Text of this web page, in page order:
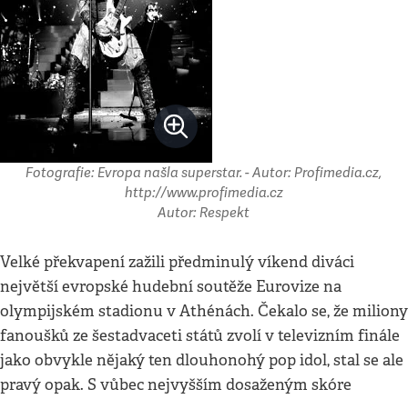
Fotografie: Evropa našla superstar. - Autor: Profimedia.cz,
http://www.profimedia.cz
Autor: Respekt
Velké překvapení zažili předminulý víkend diváci
největší evropské hudební soutěže Eurovize na
olympijském stadionu v Athénách. Čekalo se, že miliony
fanoušků ze šestadvaceti států zvolí v televizním finále
jako obvykle nějaký ten dlouhonohý pop idol, stal se ale
pravý opak. S vůbec nejvyšším dosaženým skóre